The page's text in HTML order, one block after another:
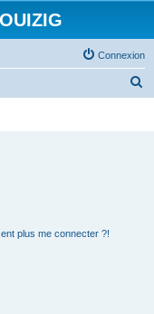
Connexion
plus me connecter ?!